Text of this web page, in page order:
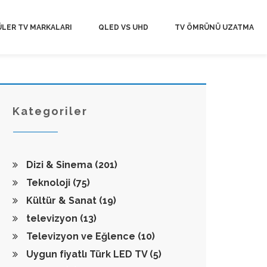
TV MARKALARI QLED VS UHD TV ÖMRÜNÜ UZATMA
Kategoriler
Dizi & Sinema (201)
Teknoloji (75)
Kültür & Sanat (19)
televizyon (13)
Televizyon ve Eğlence (10)
Uygun fiyatlı Türk LED TV (5)